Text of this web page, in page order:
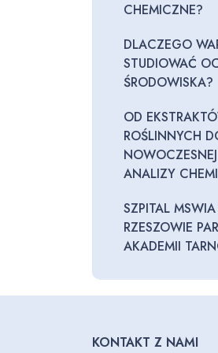
CHEMICZNE?
DLACZEGO
STUDIOWAĆ
ŚRODOWISKA?
OD
ROŚLINNYCH
NOWOCZESNEJ
ANALIZY
SZPITAL
RZESZOWIE
AKADEMII
KONTAKT Z NAMI